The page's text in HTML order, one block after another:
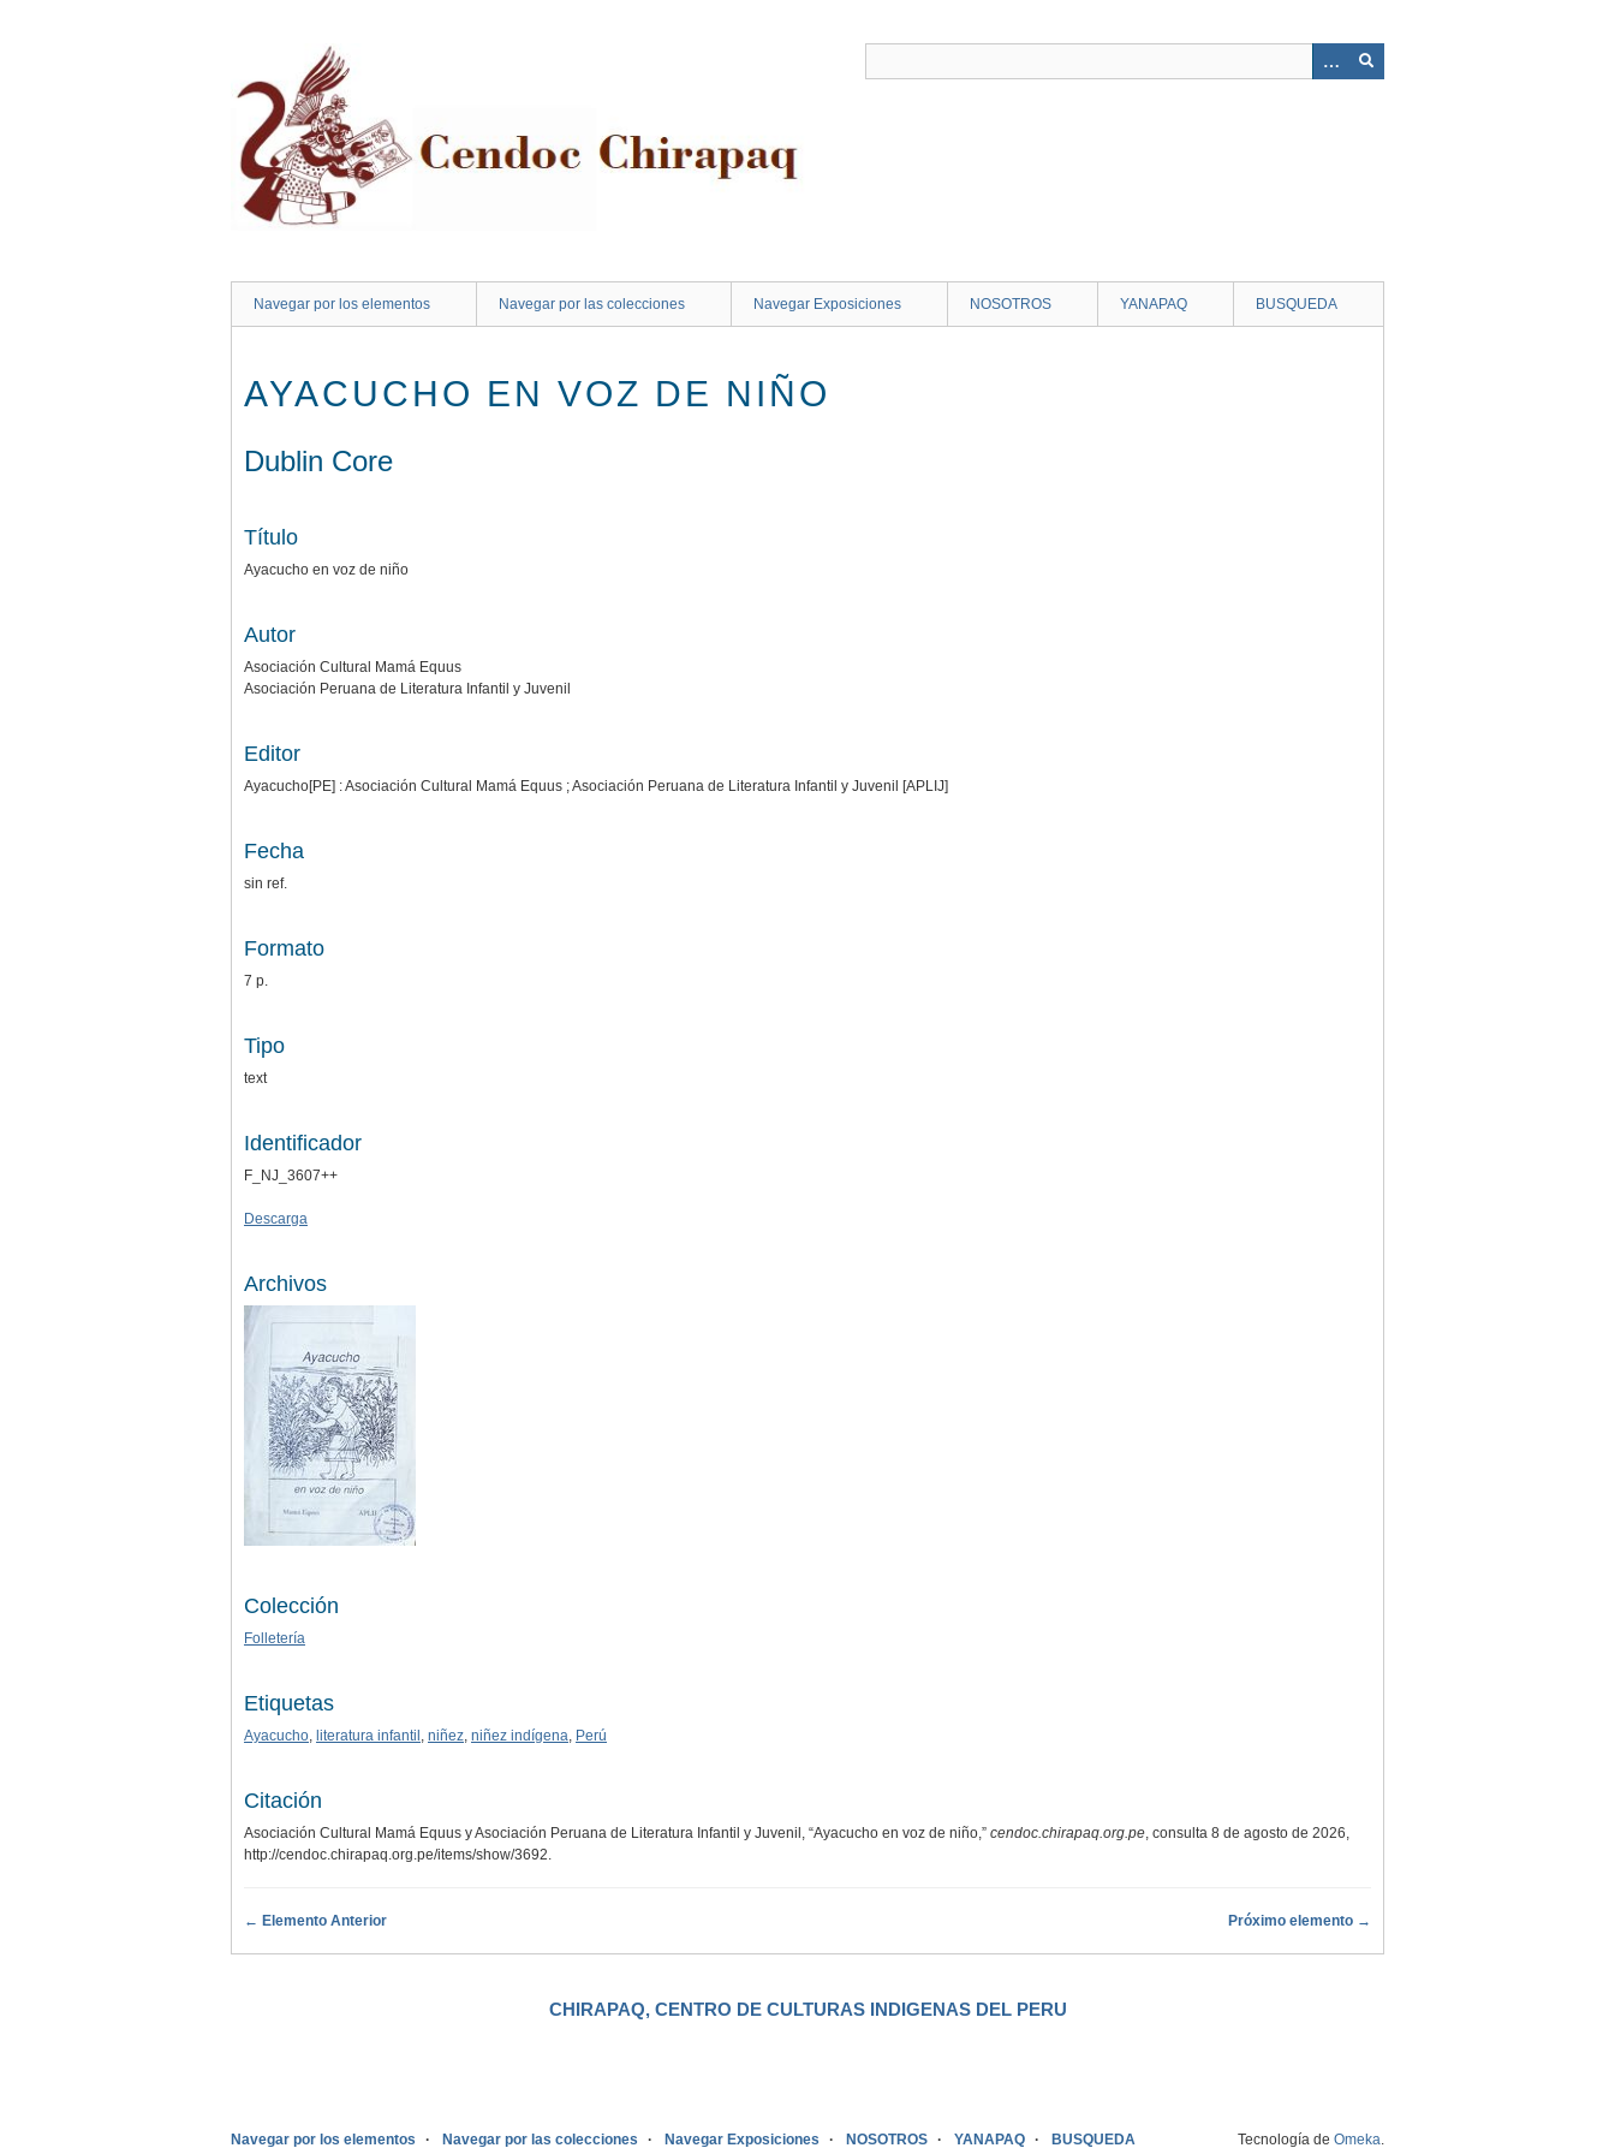
Navegar por los elementos Navegar por las colecciones Navegar Exposiciones NOSOTROS YANAPAQ BUSQUEDA
AYACUCHO EN VOZ DE NIÑO
Dublin Core
Título
Ayacucho en voz de niño
Autor
Asociación Cultural Mamá Equus
Asociación Peruana de Literatura Infantil y Juvenil
Editor
Ayacucho[PE] : Asociación Cultural Mamá Equus ; Asociación Peruana de Literatura Infantil y Juvenil [APLIJ]
Fecha
sin ref.
Formato
7 p.
Tipo
text
Identificador
F_NJ_3607++
Descarga
Archivos
Colección
Folletería
Etiquetas
Ayacucho literatura infantil niñez niñez indígena Perú
Citación
Asociación Cultural Mamá Equus y Asociación Peruana de Literatura Infantil y Juvenil, “Ayacucho en voz de niño,” cendoc.chirapaq.org.pe , consulta 8 de agosto de 2026,
http://cendoc.chirapaq.org.pe/items/show/3692
← Elemento Anterior Próximo elemento →
CHIRAPAQ, CENTRO DE CULTURAS INDIGENAS DEL PERU
Navegar por los elementos Navegar por las colecciones Navegar Exposiciones NOSOTROS YANAPAQ BUSQUEDA Tecnología de Omeka.